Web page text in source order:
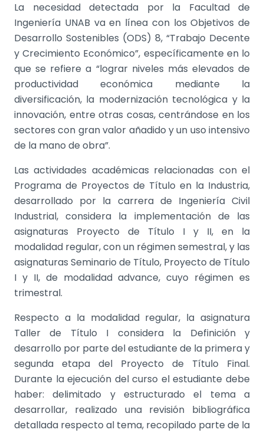
La necesidad detectada por la Facultad de
Ingeniería UNAB va en línea con los Objetivos de
Desarrollo Sostenibles (ODS) 8, “Trabajo Decente
y Crecimiento Económico”, específicamente en lo
que se refiere a “lograr niveles más elevados de
productividad económica mediante la
diversificación, la modernización tecnológica y la
innovación, entre otras cosas, centrándose en los
sectores con gran valor añadido y un uso intensivo
de la mano de obra”.
Las actividades académicas relacionadas con el
Programa de Proyectos de Título en la Industria,
desarrollado por la carrera de Ingeniería Civil
Industrial, considera la implementación de las
asignaturas Proyecto de Título I y II, en la
modalidad regular, con un régimen semestral, y las
asignaturas Seminario de Título, Proyecto de Título
I y II, de modalidad advance, cuyo régimen es
trimestral.
Respecto a la modalidad regular, la asignatura
Taller de Título I considera la Definición y
desarrollo por parte del estudiante de la primera y
segunda etapa del Proyecto de Título Final.
Durante la ejecución del curso el estudiante debe
haber: delimitado y estructurado el tema a
desarrollar, realizado una revisión bibliográfica
detallada respecto al tema, recopilado parte de la